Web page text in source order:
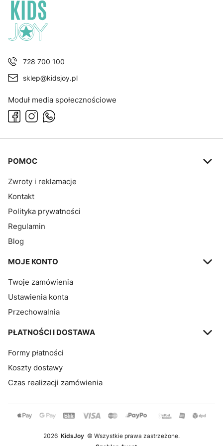
728 700 100
sklep@kidsjoy.pl
Moduł media społecznościowe
Linki w stopce
POMOC
Zwroty i reklamacje
Kontakt
Polityka prywatności
Regulamin
Blog
MOJE KONTO
Twoje zamówienia
Ustawienia konta
Przechowalnia
PŁATNOŚCI I DOSTAWA
Formy płatności
Koszty dostawy
Czas realizacji zamówienia
2026 KidsJoy © Wszystkie prawa zastrzeżone.